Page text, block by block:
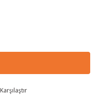
Karşılaştır